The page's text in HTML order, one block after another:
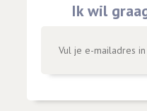
Ik wil